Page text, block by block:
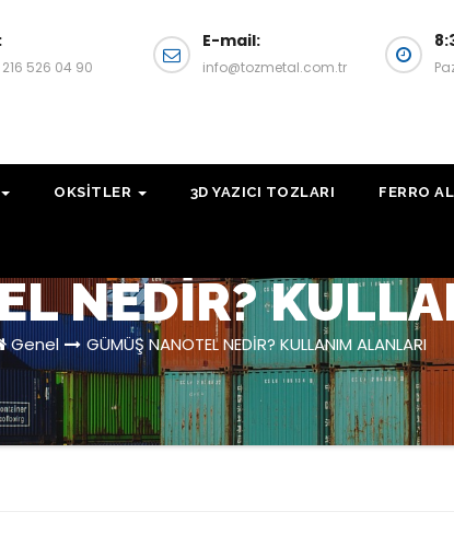
526 04 90
E-mail:
info@tozmetal.com.tr
OKSITLER 3D YAZICI TOZLARI FERRO
NEDİR?
Genel GÜMÜŞ NANOTEL NEDİR? KULLANIM ALANLARI